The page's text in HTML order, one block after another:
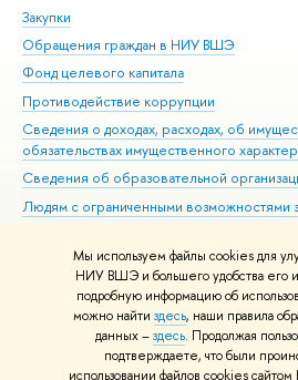
Мы используем файлы cookies для
НИУ ВШЭ и большего удобства его
подробную информацию об
можно найти здесь, наши правила
данных –здесь. Продолжая
подтверждаете, что были
использовании файлов cookies
Закупки
Обращения граждан в НИУ ВШЭ
Фонд целевого капитала
Противодействие коррупции
Сведения о доходах, расходах, об
обязательствах имущественного
Сведения об образовательной
Людям с ограниченными возможностями
Работа в Вышке
© НИУ ВШЭ 1993–2026 Адреса и